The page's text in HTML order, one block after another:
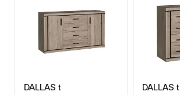
DALLAS t DALLAS t